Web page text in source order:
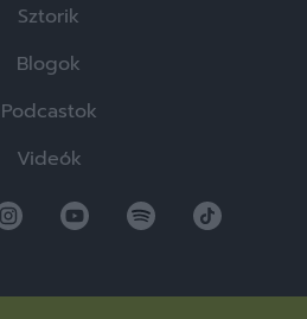
Sztorik
Blogok
Podcastok
Videók